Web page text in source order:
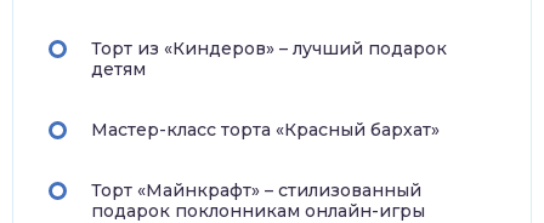
Торт из «Киндеров» – лучший подарок
детям
Мастер-класс торта «Красный бархат»
Торт «Майнкрафт» – стилизованный
подарок поклонникам онлайн-игры